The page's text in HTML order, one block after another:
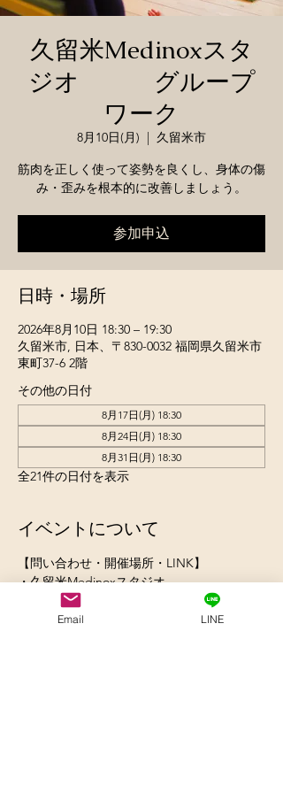
久留米Medinoxスタ
ジオ グループ
ワーク
8月10日(月)
  |
久留米市
筋肉を正しく使って姿勢を良くし、身体の傷
み・歪みを根本的に改善しましょう。
参加申込
日時・場所
2026年8月10日 18:30 – 19:30
久留米市, 日本、〒830-0032 福岡県久留米市
東町37-6 2階
その他の日付
8月17日(月) 18:30
8月24日(月) 18:30
8月31日(月) 18:30
全21件の日付を表示
イベントについて
【問い合わせ・開催場所・LINK】
・久留米Medinoxスタジオ
お問合せ 090-3194-4633
住所830-0032 久留米市東町37-6  2階
Email LINE